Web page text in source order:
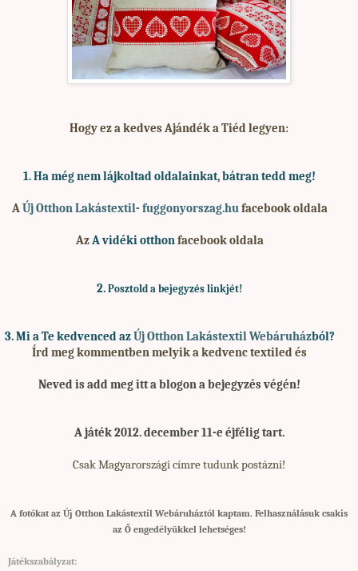
Hogy ez a kedves Ajándék a Tiéd legyen:
1. Hamég nem lájkoltad oldalainkat, bátran tedd meg!
AÚj Otthon Lakástextil- fuggonyorszag.hufacebook oldala
AzA vidéki otthonfacebook oldala
2. Posztold a bejegyzés linkjét!
3. Mia Te kedvenced azÚj Otthon Lakástextil Webáruházból?
Írd meg kommentben melyik a kedvenc textiled és
Neved is add meg itt a blogon a bejegyzés végén!
A játék 2012. december 11-e éjfélig tart.
Csak Magyarországi címre tudunk postázni!
A fotókat az Új Otthon Lakástextil Webáruháztól kaptam. Felhasználásuk csakis
az Ő engedélyükkel lehetséges!
Játékszabályzat: